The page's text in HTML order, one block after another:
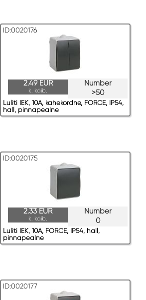
ID:0020176
Number
>50
2.49 EUR
k. käib.
Luliti IEK, 10A, kahekordne, FORCE, IP54,
hall, pinnapealne
ID:0020175
Number
0
2.33 EUR
k. käib.
Luliti IEK, 10A, FORCE, IP54, hall,
pinnapealne
ID:0020177